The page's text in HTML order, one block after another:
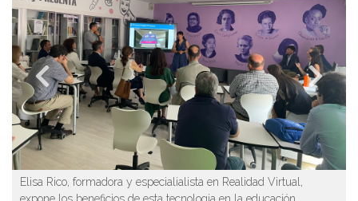
Elisa Rico, formadora y especialialista en Realidad Virtual,